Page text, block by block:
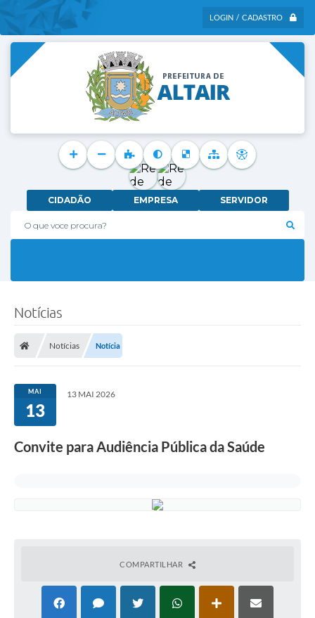
LOGIN / CADASTRO
O que voce procura?
CIDADÃO EMPRESA SERVIDOR
Notícias
Notícias Notícia
MAI
13
13 MAI 2026
Convite para Audiência Pública da Saúde
COMPARTILHAR